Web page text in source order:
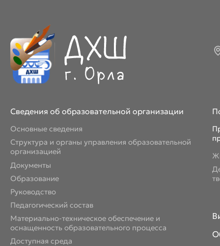
Сведения об образовательной организации
Основные сведения
Структура и органы управления образовательной
организацией
Документы
Образование
Руководство
Педагогический состав
Материально-техническое обеспечение и
оснащенность образовательного процесса
Доступная среда